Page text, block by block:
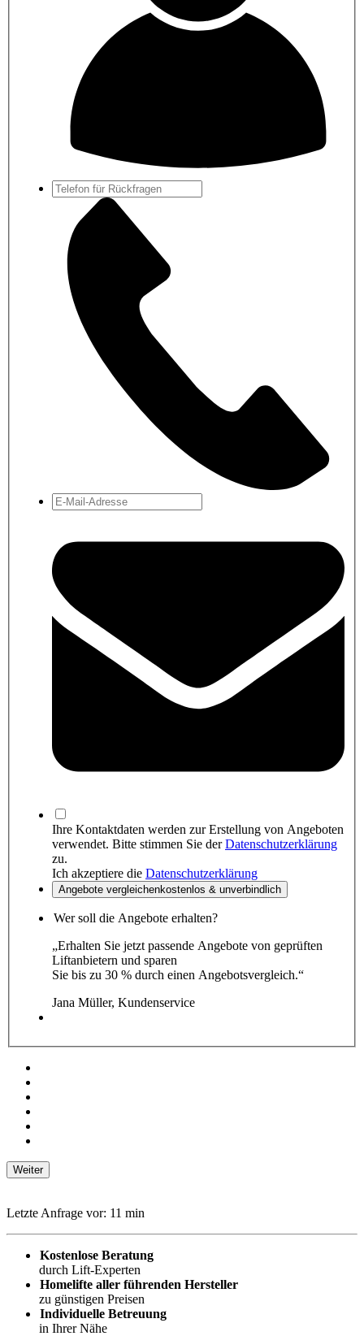
Ihre Kontaktdaten werden zur Erstellung von Angeboten
verwendet. Bitte stimmen Sie derDatenschutzerklärung
zu.
Ich akzeptiere die Datenschutzerklärung
Angebote vergleichenkostenlos & unverbindlich
Wer soll die Angebote erhalten?
„Erhalten Sie jetzt passende Angebote von geprüften
Liftanbietern und sparen
Sie bis zu 30 % durch einen Angebotsvergleich.“
Jana Müller, Kundenservice
Weiter
Letzte Anfrage vor: 11 min
Kostenlose Beratung
durch Lift-Experten
Homelifte aller führenden Hersteller
zu günstigen Preisen
Individuelle Betreuung
in Ihrer Nähe